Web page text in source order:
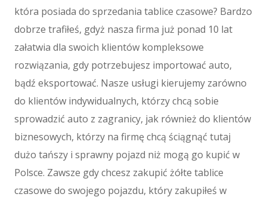
Sport
Elektronika, RTV, AGD
Art. Dla Zwierząt
Ogród, Rośliny
Chemia
Art. Spożywcze
Materiały Eksploatacyjne
Inne Sklepy
Maszyny
Maszyny
Narzędzia
Przemysł Metalowy
która posiada do sprzedania tablice czasowe? Bardzo
dobrze trafiłeś, gdyż nasza firma już ponad 10 lat
załatwia dla swoich klientów kompleksowe
rozwiązania, gdy potrzebujesz importować auto,
bądź eksportować. Nasze usługi kierujemy zarówno
do klientów indywidualnych, którzy chcą sobie
sprowadzić auto z zagranicy, jak również do klientów
biznesowych, którzy na firmę chcą ściągnąć tutaj
dużo tańszy i sprawny pojazd niż mogą go kupić w
Polsce. Zawsze gdy chcesz zakupić żółte tablice
czasowe do swojego pojazdu, który zakupiłeś w